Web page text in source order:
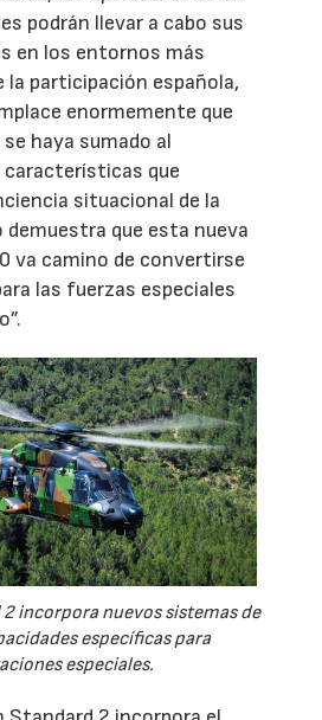
podrán llevar a cabo sus
en los entornos más
la participación española,
enormemente que
haya sumado al
características que
situacional de la
que esta nueva
va camino de convertirse
las fuerzas especiales
incorpora nuevos sistemas de
específicas para
especiales.